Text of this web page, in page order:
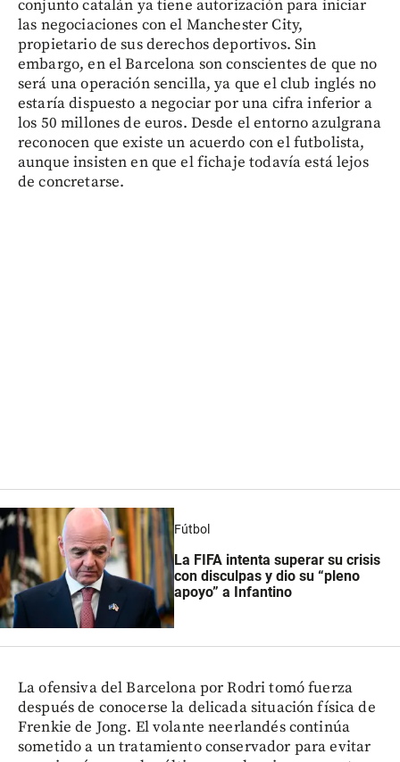
conjunto catalán ya tiene autorización para iniciar
las negociaciones con el Manchester City,
propietario de sus derechos deportivos. Sin
embargo, en el Barcelona son conscientes de que no
será una operación sencilla, ya que el club inglés no
estaría dispuesto a negociar por una cifra inferior a
los 50 millones de euros. Desde el entorno azulgrana
reconocen que existe un acuerdo con el futbolista,
aunque insisten en que el fichaje todavía está lejos
de concretarse.
Fútbol
La FIFA intenta superar su crisis
con disculpas y dio su “pleno
apoyo” a Infantino
La ofensiva del Barcelona por Rodri tomó fuerza
después de conocerse la delicada situación física de
Frenkie de Jong. El volante neerlandés continúa
sometido a un tratamiento conservador para evitar